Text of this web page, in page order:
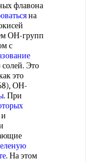
флавона
на
ОН-групп
с
Это
это
ОН-
. При
и
. На этом